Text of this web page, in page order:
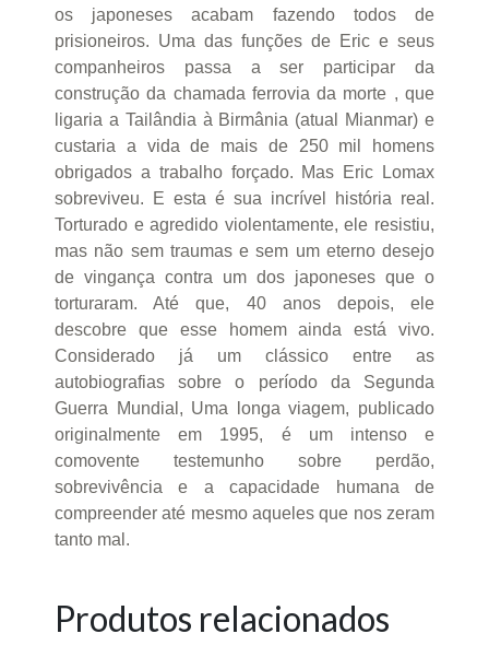
os japoneses acabam fazendo todos de
prisioneiros. Uma das funções de Eric e seus
companheiros passa a ser participar da
construção da chamada ferrovia da morte , que
ligaria a Tailândia à Birmânia (atual Mianmar) e
custaria a vida de mais de 250 mil homens
obrigados a trabalho forçado. Mas Eric Lomax
sobreviveu. E esta é sua incrível história real.
Torturado e agredido violentamente, ele resistiu,
mas não sem traumas e sem um eterno desejo
de vingança contra um dos japoneses que o
torturaram. Até que, 40 anos depois, ele
descobre que esse homem ainda está vivo.
Considerado já um clássico entre as
autobiografias sobre o período da Segunda
Guerra Mundial, Uma longa viagem, publicado
originalmente em 1995, é um intenso e
comovente testemunho sobre perdão,
sobrevivência e a capacidade humana de
compreender até mesmo aqueles que nos zeram
tanto mal.
Produtos relacionados